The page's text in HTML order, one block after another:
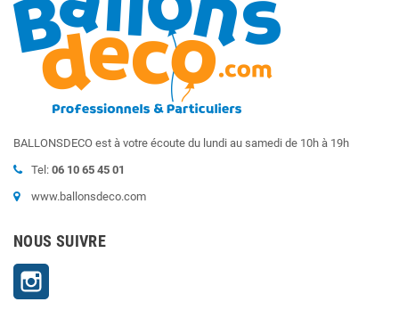
BALLONSDECO est à votre écoute du lundi au samedi de 10h à 19h
Tel: 06 10 65 45 01
www.ballonsdeco.com
NOUS SUIVRE